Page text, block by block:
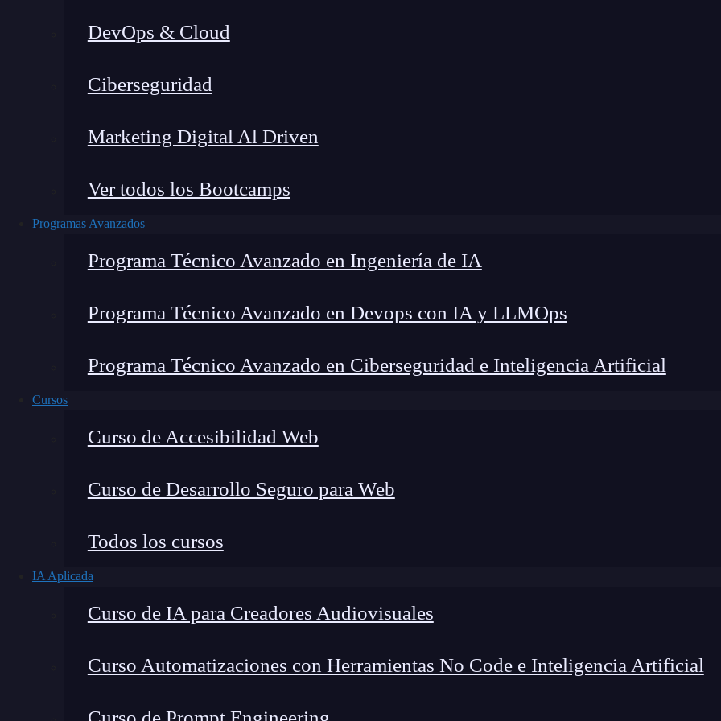
DevOps & Cloud
Ciberseguridad
Marketing Digital Al Driven
Ver todos los Bootcamps
Programas Avanzados
Programa Técnico Avanzado en Ingeniería de IA
Programa Técnico Avanzado en Devops con IA y LLMOps
Programa Técnico Avanzado en Ciberseguridad e Inteligencia Artificial
Cursos
Curso de Accesibilidad Web
Curso de Desarrollo Seguro para Web
Todos los cursos
IA Aplicada
Curso de IA para Creadores Audiovisuales
Curso Automatizaciones con Herramientas No Code e Inteligencia Artificial
Lucia Gómez Salgado
Home» Blog»Debugging con Print Statements: 7 Técnicas para depurar código de
Contribuyo a acercar la realidad del sector tecnológico a nuevos profesionales, combinando conocimiento práctico,